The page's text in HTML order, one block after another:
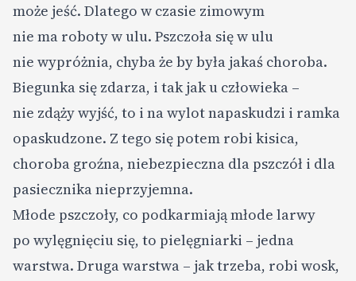
może jeść. Dlatego w czasie zimowym
nie ma roboty w ulu. Pszczoła się w ulu
nie wypróżnia, chyba że by była jakaś choroba.
Biegunka się zdarza, i tak jak u człowieka –
nie zdąży wyjść, to i na wylot napaskudzi i ramka
opaskudzone. Z tego się potem robi kisica,
choroba groźna, niebezpieczna dla pszczół i dla
pasiecznika nieprzyjemna.
Młode pszczoły, co podkarmiają młode larwy
po wylęgnięciu się, to pielęgniarki – jedna
warstwa. Druga warstwa – jak trzeba, robi wosk,